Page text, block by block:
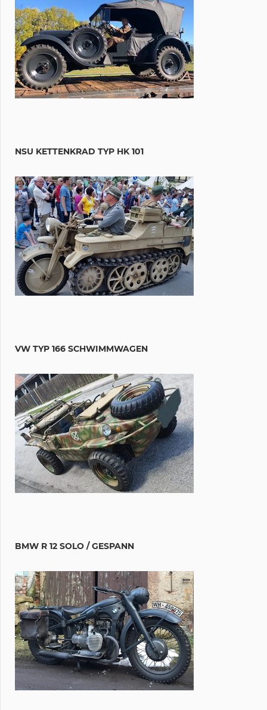
NSU KETTENKRAD TYP HK 101
VW TYP 166 SCHWIMMWAGEN
BMW R 12 SOLO / GESPANN